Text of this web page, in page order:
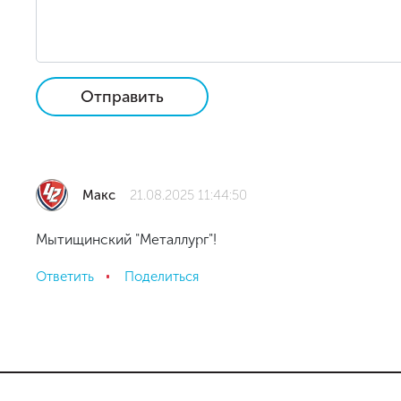
Отправить
Макс 21.08.2025 11:44:50
Мытищинский "Металлург"!
Ответить Поделиться